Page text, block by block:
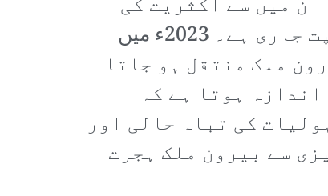
میں سے اکثریت کی
منزل مشرق وسطیٰ ہے جہاں تجربہ کار میڈیکل اسٹاف کی سب سے زیادہ کھپت جاری ہے۔ 2023ء میں
مطابق سالانہ نئے گریجویٹ ڈاکڑوں کا 40 فیصد بیرون ملک منتقل ہو جاتا
ہوتا ہے کہ
کی تباہ حالی اور
سے بیرون ملک ہجرت